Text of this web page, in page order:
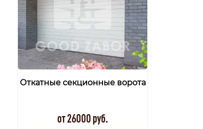
Откатные секционные ворота
от 26000 руб.